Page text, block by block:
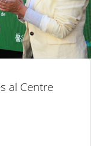
al Centre